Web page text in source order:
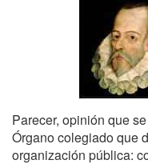
Parecer, opinión que
Órgano colegiado que
organización pública: